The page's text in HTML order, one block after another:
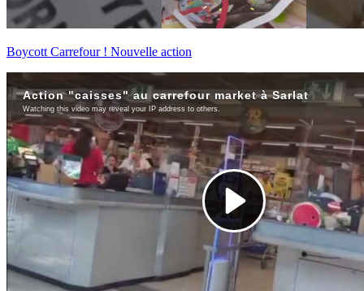
Boycott Carrefour ! Nouvelle action